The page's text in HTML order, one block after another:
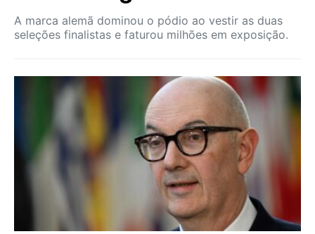
A marca alemã dominou o pódio ao vestir as duas
seleções finalistas e faturou milhões em exposição.